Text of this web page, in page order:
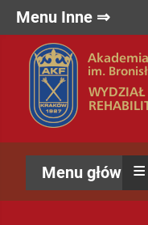
Menu główne ⇒
≡
Menu Inne ⇒